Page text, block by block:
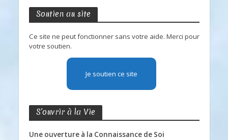
Soutien au site
Ce site ne peut fonctionner sans votre aide. Merci pour
votre soutien.
Je soutien ce site
S’ouvrir à la Vie
Une ouverture à la Connaissance de Soi